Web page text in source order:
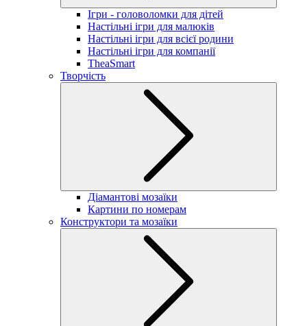
Ігри - головоломки для дітей
Настільні ігри для малюків
Настільні ігри для всієї родини
Настільні ігри для компанії
TheaSmart
Творчість
Діамантові мозаїки
Картини по номерам
Конструктори та мозаїки